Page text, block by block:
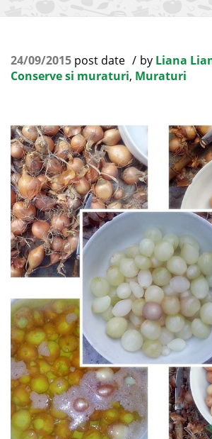
24/09/2015 post date by Liana
Conserve si muraturi, Muraturi